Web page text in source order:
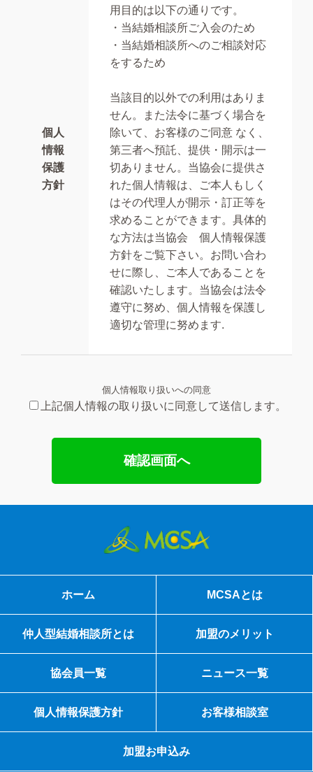
個人
情報
保護
方針
用目的は以下の通りです。
・当結婚相談所ご入会のため
・当結婚相談所へのご相談対応
をするため
当該目的以外での利用はありま
せん。また法令に基づく場合を
除いて、お客様のご同意 なく、
第三者へ預託、提供・開示は一
切ありません。当協会に提供さ
れた個人情報は、ご本人もしく
はその代理人が開示・訂正等を
求めることができます。具体的
な方法は当協会 個人情報保護
方針をご覧下さい。お問い合わ
せに際し、ご本人であることを
確認いたします。当協会は法令
遵守に努め、個人情報を保護し
適切な管理に努めます.
個人情報取り扱いへの同意
上記個人情報の取り扱いに同意して送信します。
ホーム MCSAとは
仲人型結婚相談所とは 加盟のメリット
協会員一覧 ニュース一覧
個人情報保護方針 お客様相談室
加盟お申込み